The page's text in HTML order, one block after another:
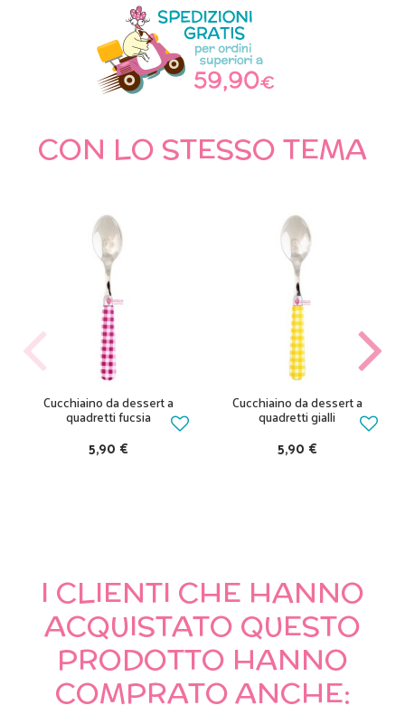
CON LO STESSO TEMA
Cucchiaino da dessert a
quadretti fucsia
5,90 €
Cucchiaino da dessert a
quadretti gialli
5,90 €
I CLIENTI CHE HANNO
ACQUISTATO QUESTO
PRODOTTO HANNO
COMPRATO ANCHE: